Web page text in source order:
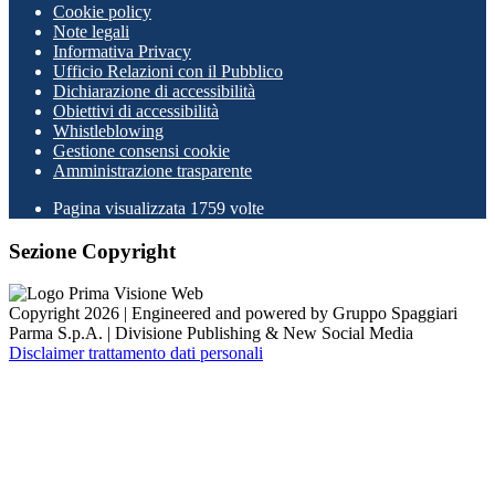
Cookie policy
Note legali
Informativa Privacy
Ufficio Relazioni con il Pubblico
Dichiarazione di accessibilità
Obiettivi di accessibilità
Whistleblowing
Gestione consensi cookie
Amministrazione trasparente
Pagina visualizzata 1759 volte
Sezione Copyright
Copyright 2026 | Engineered and powered by Gruppo Spaggiari
Parma S.p.A. | Divisione Publishing & New Social Media
Disclaimer trattamento dati personali